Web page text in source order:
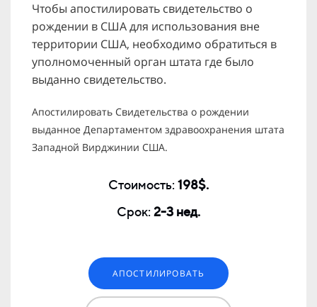
Чтобы апостилировать свидетельство о
рождении в США для использования вне
территории США, необходимо обратиться в
уполномоченный орган штата где было
выданно свидетельство.
Апостилировать Свидетельства о рождении
выданное Департаментом здравоохранения штата
Западной Вирджинии США.
Стоимость: 198$.
Срок: 2-3 нед.
АПОСТИЛИРОВАТЬ